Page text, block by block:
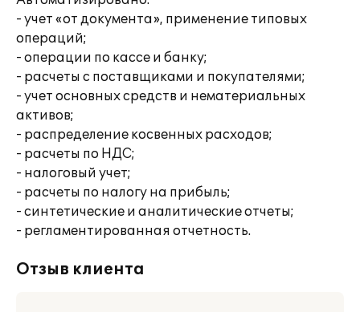
- учет «от документа», применение типовых
операций;
- операции по кассе и банку;
- расчеты с поставщиками и покупателями;
- учет основных средств и нематериальных
активов;
- распределение косвенных расходов;
- расчеты по НДС;
- налоговый учет;
- расчеты по налогу на прибыль;
- синтетические и аналитические отчеты;
- регламентированная отчетность.
Отзыв клиента